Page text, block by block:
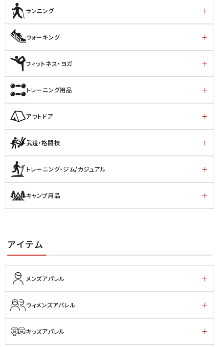
ランニング
ウォーキング
フィットネス・ヨガ
トレーニング用品
アウトドア
武道・格闘技
トレーニング・ジム/カジュアル
キャンプ用品
アイテム
メンズアパレル
ウィメンズアパレル
キッズアパレル